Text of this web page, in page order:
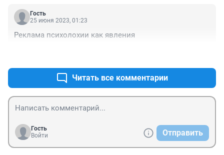
Гость
25 июня 2023, 01:23
Реклама психолохии как явления
Читать все комментарии
Гость
Войти
Отправить